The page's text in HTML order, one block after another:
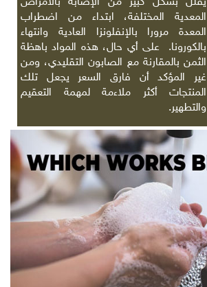
المعدية المختلفة، ابتداء من اضطراب
المعدة مرورا بالإنفلونزا العادية وانتهاء
بالكورونا. على أي حال، هذه المواد باهظة
الثمن بالمقارنة مع الصابون التقليدي، ومن
غير المؤكد أن فارق السعر يجعل تلك
المنتجات أكثر ملاءمة لمهمة التعقيم
والتطهير.